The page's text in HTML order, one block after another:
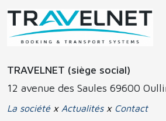
TRAVELNET (siège social)
12 avenue des Saules 69600
La société x Actualitésx Contact